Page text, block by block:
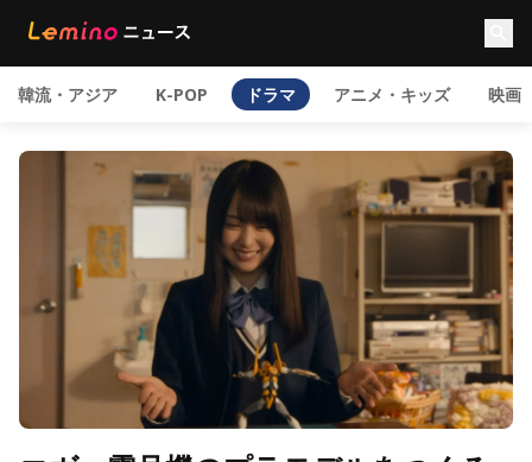
韓流・アジア K-POP ドラマ アニメ・キッズ 映画